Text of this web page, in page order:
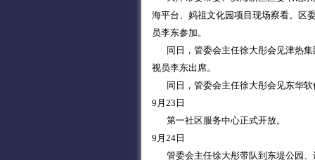
海平台、妈祖文化园项目现场察看。区
员李东参加。
同日，管委会主任徐大彤会见津热集
视员李东出席。
同日，管委会主任徐大彤会见东华软
9月23日
第一社区服务中心正式开放。
9月24日
管委会主任徐大彤带队到东堤公园、